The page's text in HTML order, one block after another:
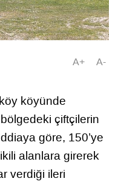
A+ A-
köyünde
bölgedeki çiftçilerin
göre, 150’ye
alanlara girerek
verdiği ileri